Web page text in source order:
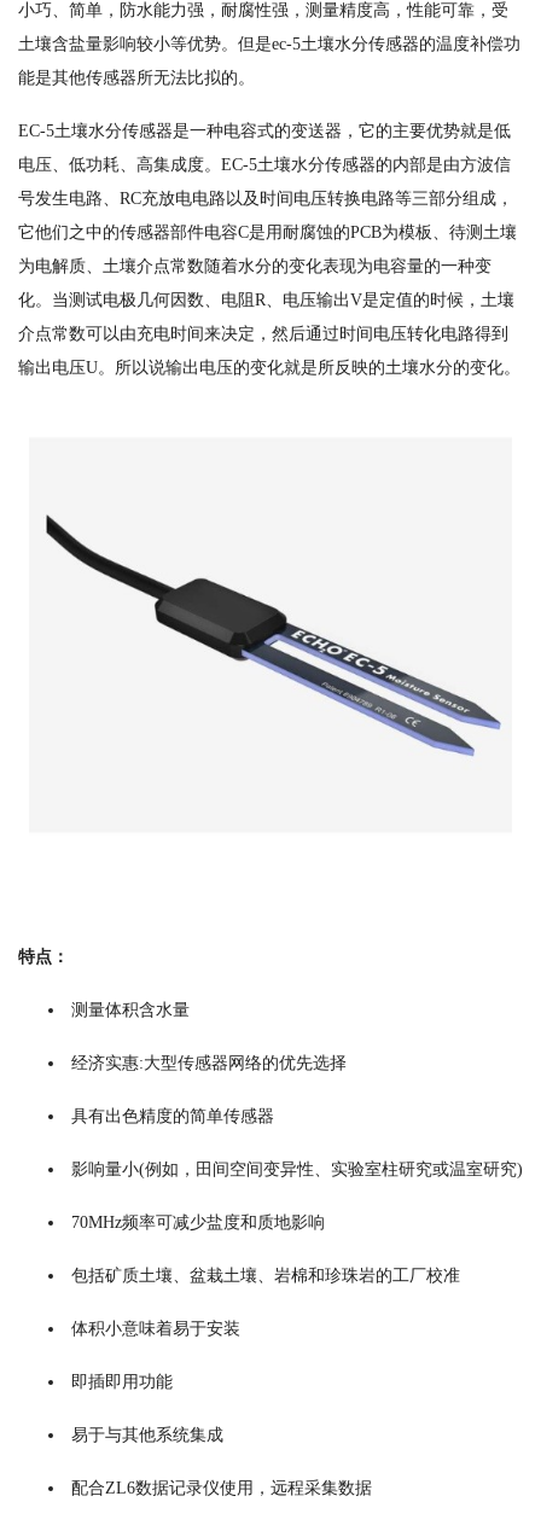
小巧、简单，防水能力强，耐腐性强，测量精度高，性能可靠，受
土壤含盐量影响较小等优势。但是ec-5土壤水分传感器的温度补偿功
能是其他传感器所无法比拟的。
EC-5土壤水分传感器是一种电容式的变送器，它的主要优势就是低
电压、低功耗、高集成度。EC-5土壤水分传感器的内部是由方波信
号发生电路、RC充放电电路以及时间电压转换电路等三部分组成，
它他们之中的传感器部件电容C是用耐腐蚀的PCB为模板、待测土壤
为电解质、土壤介点常数随着水分的变化表现为电容量的一种变
化。当测试电极几何因数、电阻R、电压输出V是定值的时候，土壤
介点常数可以由充电时间来决定，然后通过时间电压转化电路得到
输出电压U。所以说输出电压的变化就是所反映的土壤水分的变化。
特点：
测量体积含水量
经济实惠:大型传感器网络的优先选择
具有出色精度的简单传感器
影响量小(例如，田间空间变异性、实验室柱研究或温室研究)
70MHz频率可减少盐度和质地影响
包括矿质土壤、盆栽土壤、岩棉和珍珠岩的工厂校准
体积小意味着易于安装
即插即用功能
易于与其他系统集成
配合ZL6数据记录仪使用，远程采集数据